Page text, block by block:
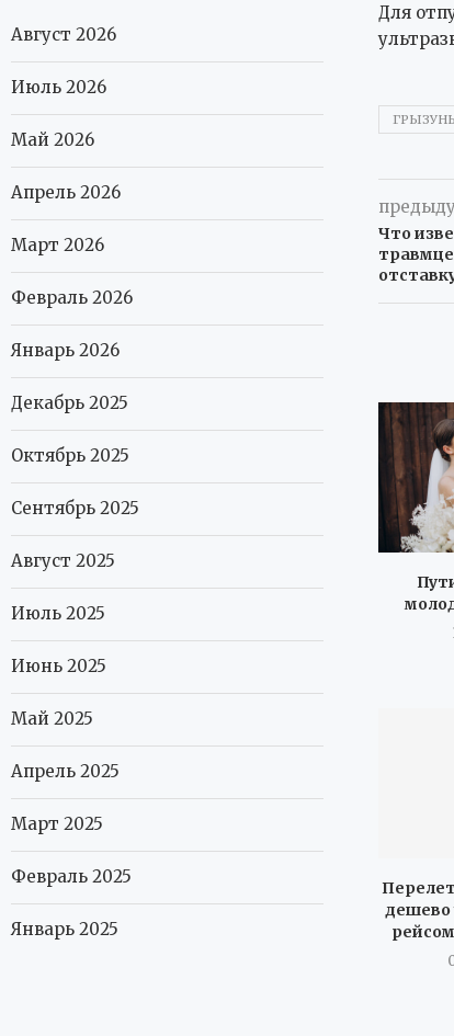
Для
Что
Перелет
дешево
Август 2026
Июль 2026
Май 2026
Апрель 2026
Март 2026
Февраль 2026
Январь 2026
Декабрь 2025
Октябрь 2025
Сентябрь 2025
Август 2025
Июль 2025
Июнь 2025
Май 2025
Апрель 2025
Март 2025
Февраль 2025
Январь 2025